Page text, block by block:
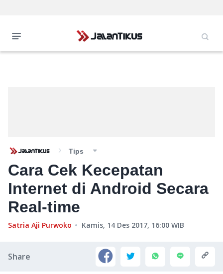
Tips
Cara Cek Kecepatan
Internet di Android Secara
Real-time
Satria Aji Purwoko Kamis, 14 Des 2017, 16:00 WIB
Share